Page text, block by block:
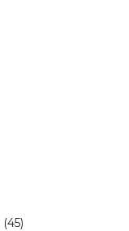
(45)